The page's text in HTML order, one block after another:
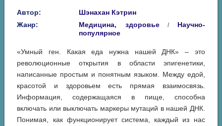
Автор:
Шэнахан Кэтрин
Жанр:
Медицина, здоровье/
Научно-
популярное
«Умный ген. Какая еда нужна нашей ДНК» – это
революционные открытия в области эпигенетики,
написанные простым и понятным языком. Между едой,
красотой и здоровьем есть прямая взаимосвязь.
Информация, содержащаяся в пище, способна
включать или выключать маркеры мутаций в нашей ДНК.
Понимая, как функционирует система, каждый из нас